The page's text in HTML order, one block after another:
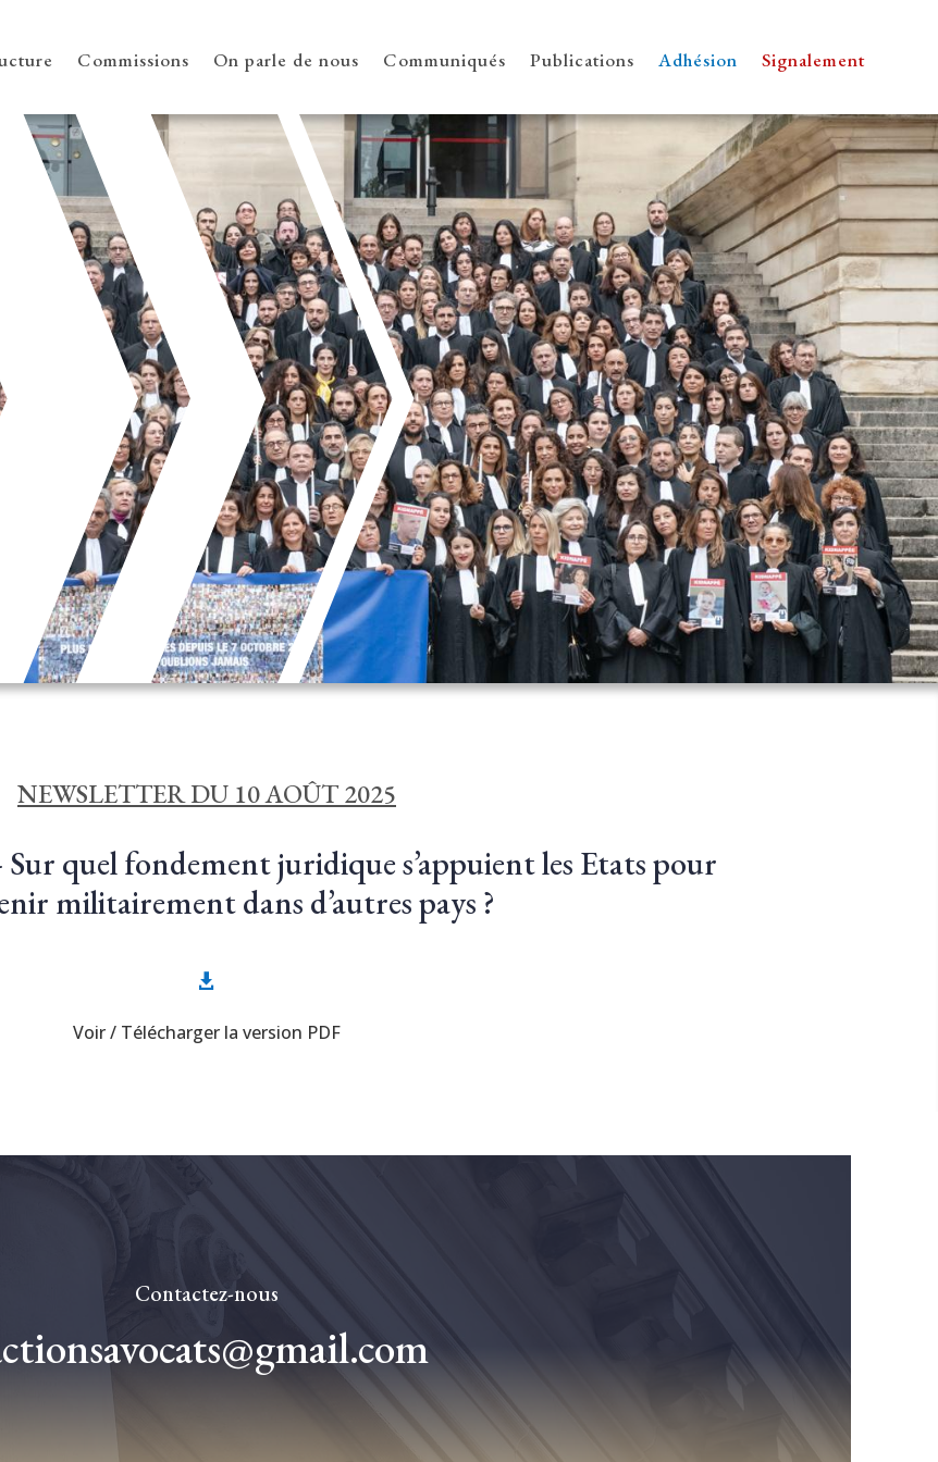
Commissions On parle de nous Communiqués Publications Adhésion Signalement
NEWSLETTER DU 10 AOÛT 2025
quel fondement juridique s’appuient les Etats pour
militairement dans d’autres pays ?

Voir / Télécharger la version PDF
Contactez-nous